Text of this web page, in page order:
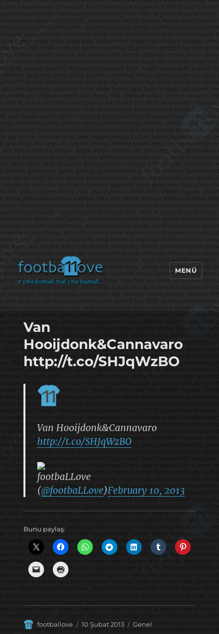
footbaLLove
MENÜ
Van
Hooijdonk&Cannavaro
http://t.co/SHJqWzBO
Van Hooijdonk&Cannavaro
http://t.co/SHJqWzBO
footbaLLove
(@footbaLLove)February 10, 2013
Bunu paylaş:
Yazar
footballove
Yayın
10 Şubat 2013 Kategoriler
Genel